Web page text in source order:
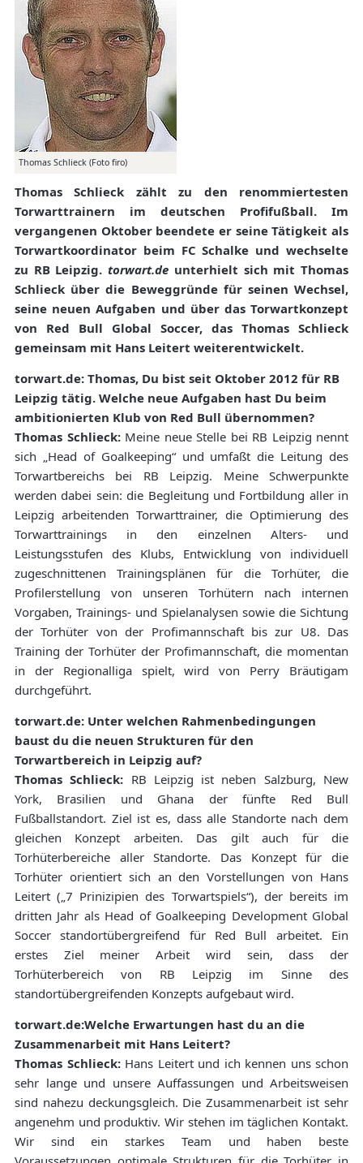
Thomas Schlieck (Foto firo)
Thomas Schlieck zählt zu den renommiertesten
Torwarttrainern im deutschen Profifußball. Im
vergangenen Oktober beendete er seine Tätigkeit als
Torwartkoordinator beim FC Schalke und wechselte
zu RB Leipzig.torwart.de unterhielt sich mit Thomas
Schlieck über die Beweggründe für seinen Wechsel,
seine neuen Aufgaben und über das Torwartkonzept
von Red Bull Global Soccer, das Thomas Schlieck
gemeinsam mit Hans Leitert weiterentwickelt.
torwart.de: Thomas, Du bist seit Oktober 2012 für RB
Leipzig tätig. Welche neue Aufgaben hast Du beim
ambitionierten Klub von Red Bull übernommen?
Thomas Schlieck:Meine neue Stelle bei RB Leipzig nennt
sich „Head of Goalkeeping“ und umfaßt die Leitung des
Torwartbereichs bei RB Leipzig. Meine Schwerpunkte
werden dabei sein: die Begleitung und Fortbildung aller in
Leipzig arbeitenden Torwarttrainer, die Optimierung des
Torwarttrainings in den einzelnen Alters- und
Leistungsstufen des Klubs, Entwicklung von individuell
zugeschnittenen Trainingsplänen für die Torhüter, die
Profilerstellung von unseren Torhütern nach internen
Vorgaben, Trainings- und Spielanalysen sowie die Sichtung
der Torhüter von der Profimannschaft bis zur U8. Das
Training der Torhüter der Profimannschaft, die momentan
in der Regionalliga spielt, wird von Perry Bräutigam
durchgeführt.
torwart.de: Unter welchen Rahmenbedingungen
baust du die neuen Strukturen für den
Torwartbereich in Leipzig auf?
Thomas Schlieck: RB Leipzig ist neben Salzburg, New
York, Brasilien und Ghana der fünfte Red Bull
Fußballstandort. Ziel ist es, dass alle Standorte nach dem
gleichen Konzept arbeiten. Das gilt auch für die
Torhüterbereiche aller Standorte. Das Konzept für die
Torhüter orientiert sich an den Vorstellungen von Hans
Leitert („7 Prinizipien des Torwartspiels“), der bereits im
dritten Jahr als Head of Goalkeeping Development Global
Soccer standortübergreifend für Red Bull arbeitet. Ein
erstes Ziel meiner Arbeit wird sein, dass der
Torhüterbereich von RB Leipzig im Sinne des
standortübergreifenden Konzepts aufgebaut wird.
torwart.de:Welche Erwartungen hast du an die
Zusammenarbeit mit Hans Leitert?
Thomas Schlieck:Hans Leitert und ich kennen uns schon
sehr lange und unsere Auffassungen und Arbeitsweisen
sind nahezu deckungsgleich. Die Zusammenarbeit ist sehr
angenehm und produktiv. Wir stehen im täglichen Kontakt.
Wir sind ein starkes Team und haben beste